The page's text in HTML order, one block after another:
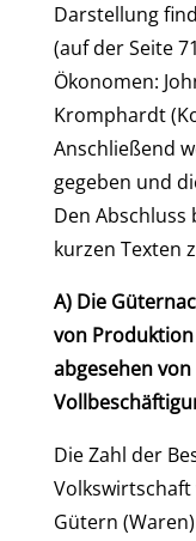
Darstellung
(auf der Seite
Ökonomen:
Kromphardt
Anschließend
gegeben und
Den Abschluss
kurzen Texten
A) Die
von
abgesehen
Die Zahl der
Gütern